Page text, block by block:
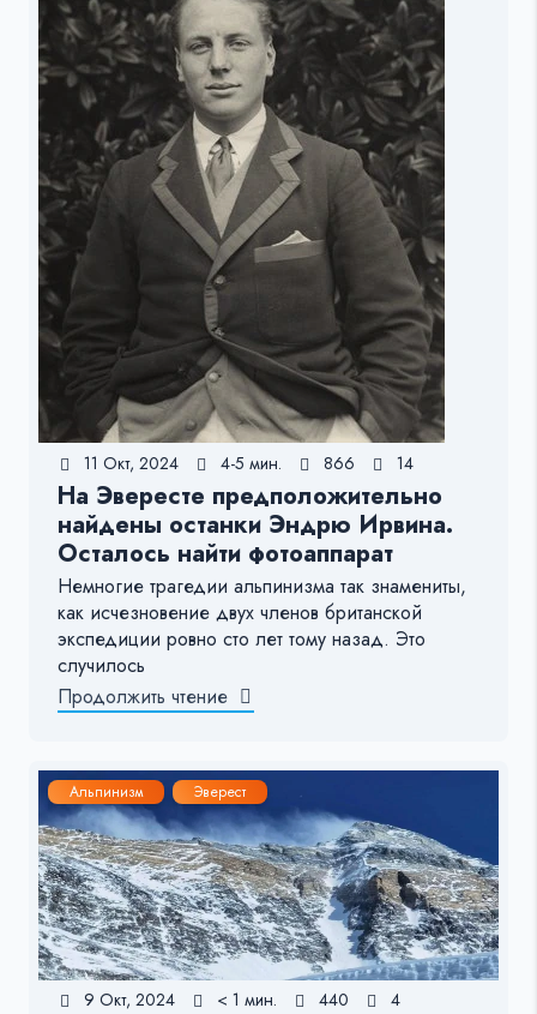
11 Окт, 2024 4-5 мин. 866 14
На Эвересте предположительно
найдены останки Эндрю Ирвина.
Осталось найти фотоаппарат
Немногие трагедии альпинизма так знамениты,
как исчезновение двух членов британской
экспедиции ровно сто лет тому назад. Это
случилось
Продолжить чтение
Альпинизм Эверест
9 Окт, 2024 < 1 мин. 440 4